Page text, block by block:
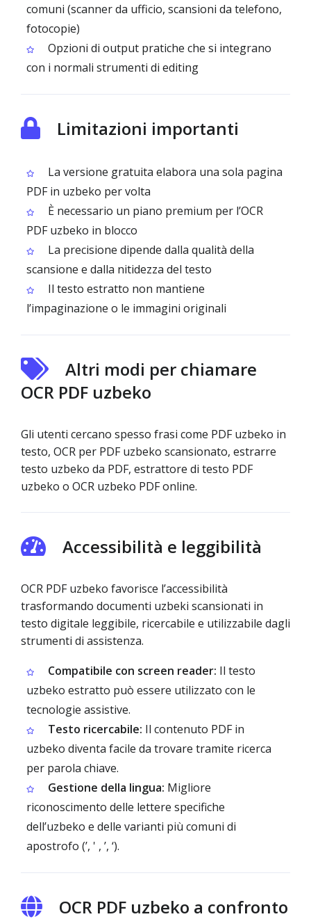
comuni (scanner da ufficio, scansioni da telefono,
fotocopie)
Opzioni di output pratiche che si integrano
con i normali strumenti di editing
Limitazioni importanti
La versione gratuita elabora una sola pagina
PDF in uzbeko per volta
È necessario un piano premium per l’OCR
PDF uzbeko in blocco
La precisione dipende dalla qualità della
scansione e dalla nitidezza del testo
Il testo estratto non mantiene
l’impaginazione o le immagini originali
Altri modi per chiamare
OCR PDF uzbeko
Gli utenti cercano spesso frasi come PDF uzbeko in
testo, OCR per PDF uzbeko scansionato, estrarre
testo uzbeko da PDF, estrattore di testo PDF
uzbeko o OCR uzbeko PDF online.
Accessibilità e leggibilità
OCR PDF uzbeko favorisce l’accessibilità
trasformando documenti uzbeki scansionati in
testo digitale leggibile, ricercabile e utilizzabile dagli
strumenti di assistenza.
Compatibile con screen reader: Il testo
uzbeko estratto può essere utilizzato con le
tecnologie assistive.
Testo ricercabile: Il contenuto PDF in
uzbeko diventa facile da trovare tramite ricerca
per parola chiave.
Gestione della lingua: Migliore
riconoscimento delle lettere specifiche
dell’uzbeko e delle varianti più comuni di
apostrofo (’, ' , ʼ, ‘).
OCR PDF uzbeko a confronto